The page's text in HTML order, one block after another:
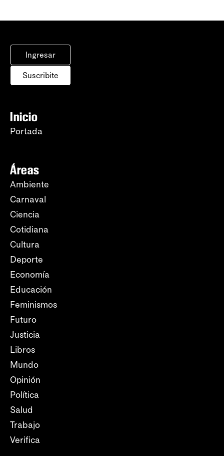
Ingresar
Suscribite
Inicio
Portada
Áreas
Ambiente
Carnaval
Ciencia
Cotidiana
Cultura
Deporte
Economía
Educación
Feminismos
Futuro
Justicia
Libros
Mundo
Opinión
Política
Salud
Trabajo
Verifica